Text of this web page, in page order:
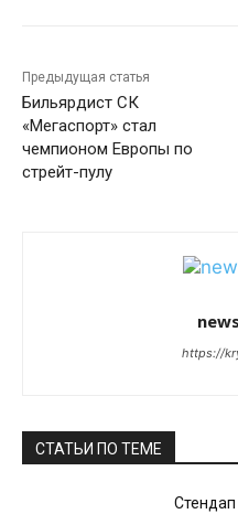
Предыдущая статья
Бильярдист СК
«Мегаспорт» стал
чемпионом Европы по
стрейт-пулу
https://
СТАТЬИ ПО ТЕМЕ
Стендап